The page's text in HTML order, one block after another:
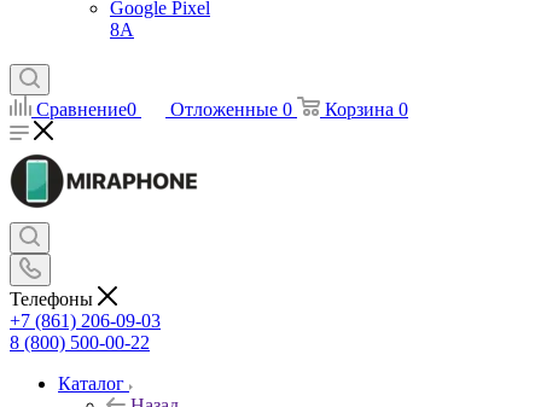
Google Pixel
8A
Сравнение0 Отложенные 0 Корзина 0
Телефоны
+7 (861) 206-09-03
8 (800) 500-00-22
Каталог